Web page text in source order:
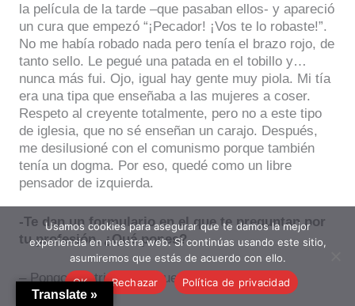
la película de la tarde –que pasaban ellos- y apareció
un cura que empezó “¡Pecador! ¡Vos te lo robaste!”.
No me había robado nada pero tenía el brazo rojo, de
tanto sello. Le pegué una patada en el tobillo y…
nunca más fui. Ojo, igual hay gente muy piola. Mi tía
era una tipa que enseñaba a las mujeres a coser.
Respeto al creyente totalmente, pero no a este tipo
de iglesia, que no sé enseñan un carajo. Después,
me desilusioné con el comunismo porque también
tenía un dogma. Por eso, quedé como un libre
pensador de izquierda.
-Te dan un formulario en el que te preguntan por
tu profesión. ¿Qué pones?
– Pongo “teatrista terráqueo”.
Translate »
Usamos cookies para asegurar que te damos la mejor
experiencia en nuestra web. Si continúas usando este sitio,
asumiremos que estás de acuerdo con ello.
OK
Rechazar Política de privacidad